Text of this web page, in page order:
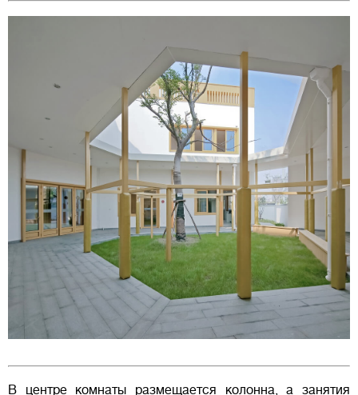
В центре комнаты размещается колонна, а занятия